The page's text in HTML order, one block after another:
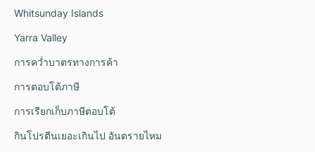
Whitsunday Islands
Yarra Valley
การคว่ำบาตรทางการค้า
การตอบโต้ภาษี
การเรียกเก็บภาษีตอบโต้
กินโปรตีนเยอะเกินไป อันตรายไหม